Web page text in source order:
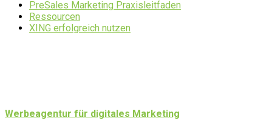
PreSales Marketing Praxisleitfaden
Ressourcen
XING erfolgreich nutzen
Werbeagentur für digitales Marketing